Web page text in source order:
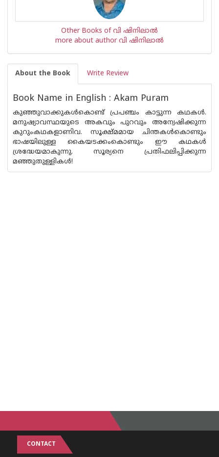
Other Books of വി ഷിനിലാല്‍
more about author വി ഷിനിലാല്‍
About the Book Write Review
Book Name in English : Akam Puram
കുഞ്ഞുവാക്കുകൾകൊണ്ട് പ്രപഞ്ചം കാട്ടുന്ന കഥകൾ.
മനുഷ്യാവസ്ഥയുടെ അകവും പുറവും അന്വേഷിക്കുന്ന
കുറുംകഥകളാണിവ. സൂക്ഷ്മമായ ചിന്തകൾകൊണ്ടും
ഭാഷയിലുള്ള കൈയടക്കംകൊണ്ടും ഈ കഥകൾ
ശ്രദ്ധേയമാകുന്നു. സൂര്യനെ പ്രതിഫലിപ്പിക്കുന്ന
മഞ്ഞുതുള്ളികൾ!
CONTACT